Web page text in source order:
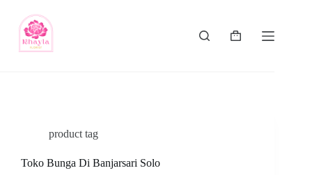
product tag
Toko Bunga Di Banjarsari Solo